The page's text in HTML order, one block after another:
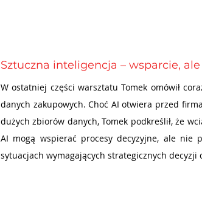
Sztuczna inteligencja – wsparcie,
W ostatniej części warsztatu Tomek omówił
danych zakupowych. Choć AI otwiera przed
dużych zbiorów danych, Tomek podkreślił, że
AI mogą wspierać procesy decyzyjne, ale nie
sytuacjach wymagających strategicznych decyzji